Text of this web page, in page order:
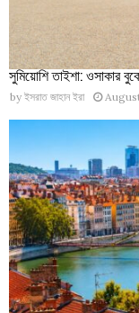
সুমিয়োশি তাইশা: ওসাকার
by ইসরাত জাহান ইরা